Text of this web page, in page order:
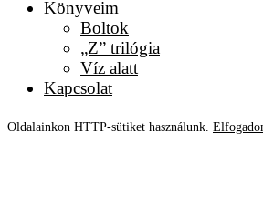
Könyveim
Boltok
„Z” trilógia
Víz alatt
Kapcsolat
Oldalainkon HTTP-sütiket használunk.